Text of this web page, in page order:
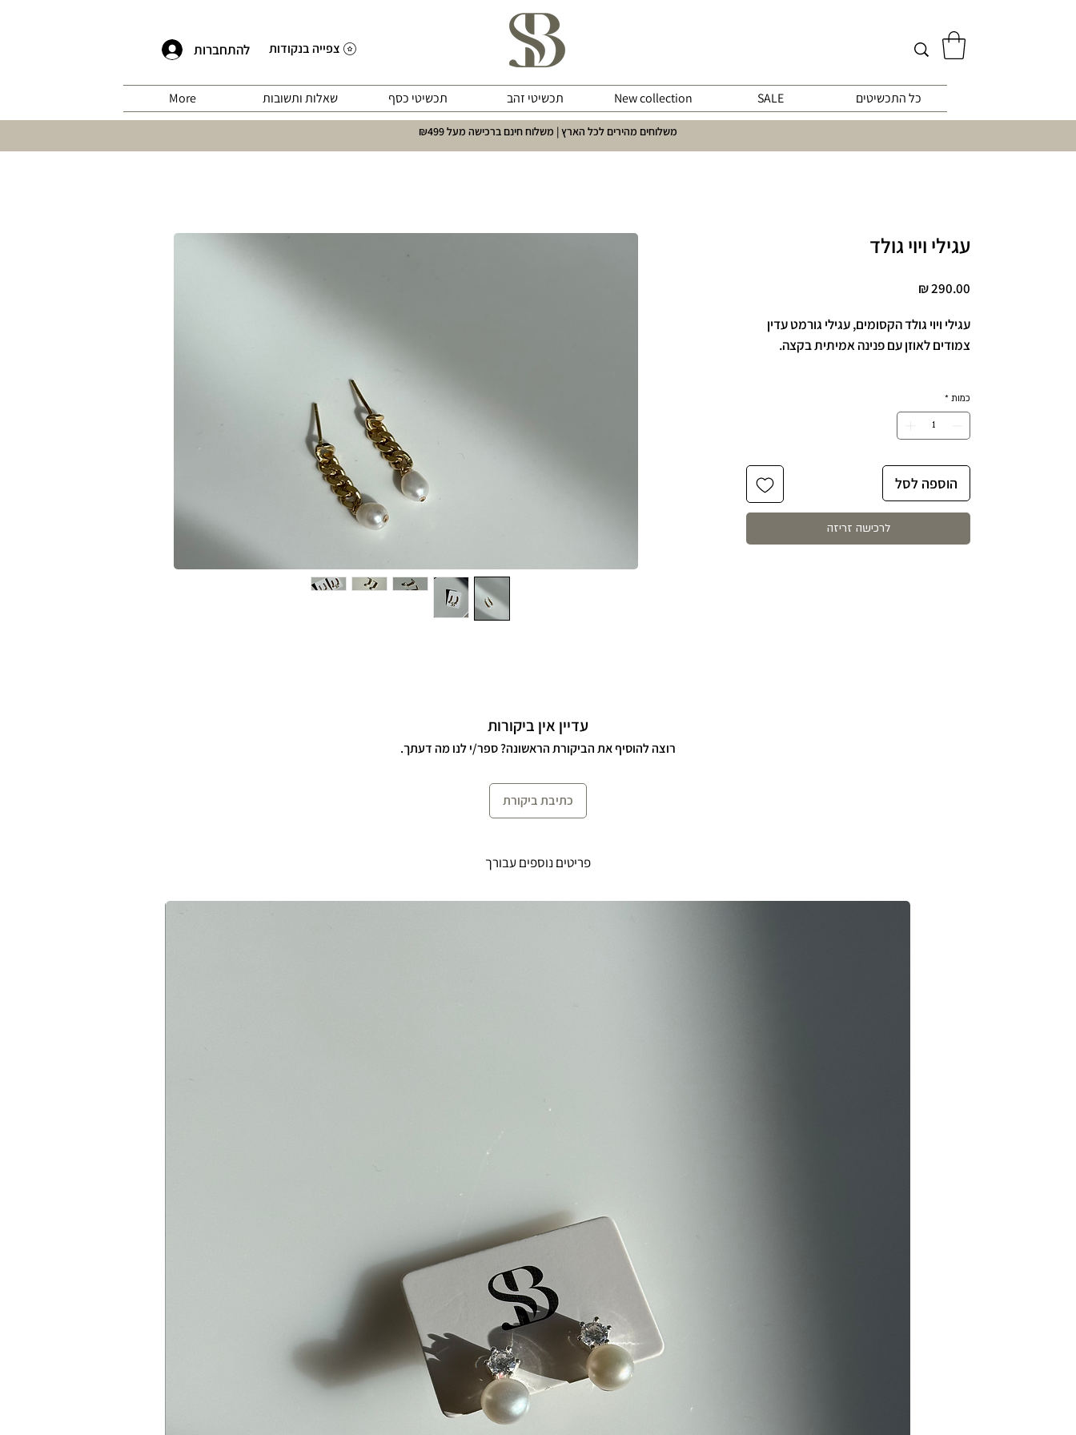
להתחברות צפייה בנקודות
כל התכשיטים SALE
New collection תכשיטי זהב תכשיטי כסף שאלות ותשובות More
עגילי ויוי גולד
עגילי ויוי גולד הקסומים, עגילי גורמט עדין
צמודים לאוזן עם פנינה אמיתית בקצה.
כמות *
הוספה לסל
לרכישה זריזה
עדיין אין ביקורות
רוצה להוסיף את הביקורת הראשונה? ספר/י לנו מה דעתך.
כתיבת ביקורת
פריטים נוספים עבורך
משלוחים מהירים לכל הארץ | משלוח חינם ברכישה מעל ₪499